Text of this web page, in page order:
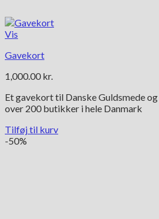
Vis
Gavekort
1,000.00 kr.
Et gavekort til Danske Guldsmede
over 200 butikker i hele Danmark
Tilføj til kurv
-50%